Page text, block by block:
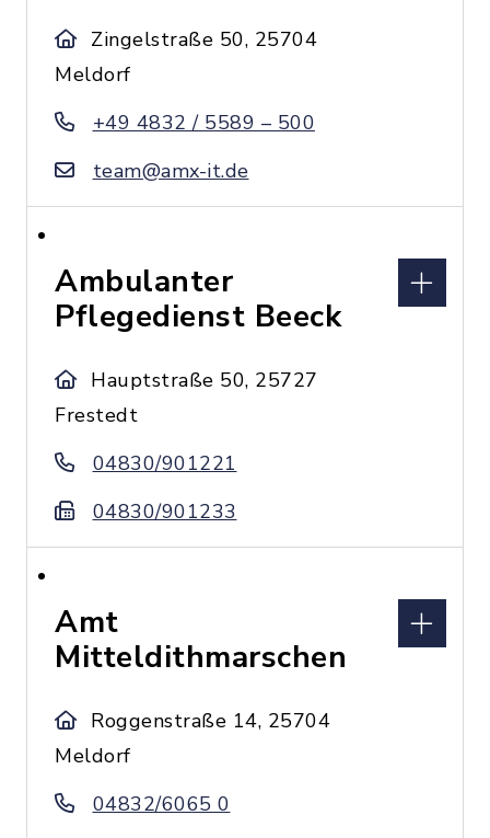
Zingelstraße 50, 25704
Meldorf
+49 4832 / 5589 – 500
team@amx-it.de
Ambulanter
Pflegedienst Beeck
Hauptstraße 50, 25727
Frestedt
04830/901221
04830/901233
Amt
Mitteldithmarschen
Roggenstraße 14, 25704
Meldorf
04832/6065 0